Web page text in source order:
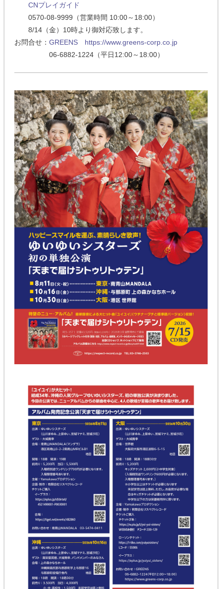
CNプレイガイド
0570-08-9999（営業時間 10:00～18:00）
8/14（金）10時より御対応致します。
お問合せ： GREENS https://www.greens-corp.co.jp
06-6882-1224（平日12:00～18:00）